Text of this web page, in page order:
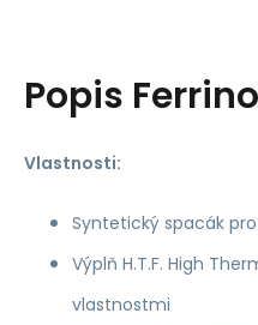
Popis
Vlastnosti:
Syntetický spacák
Výplň H.T.F. High
vlastnostmi